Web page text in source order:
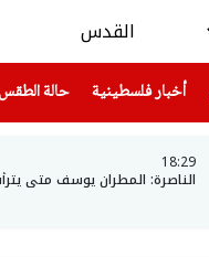
أخبار فلسطينية(current) حالة الطقس
18:29
الناصرة: المطران يوسف متى